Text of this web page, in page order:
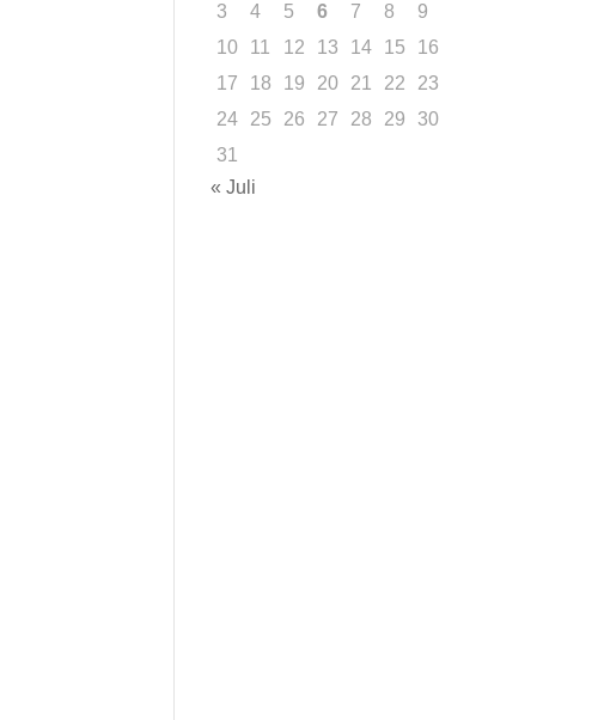
3
4 5 6 7 8
9
10
11 12 13 14 15
16
17
18 19 20 21 22
23
24
25 26 27 28 29
30
31
« Juli